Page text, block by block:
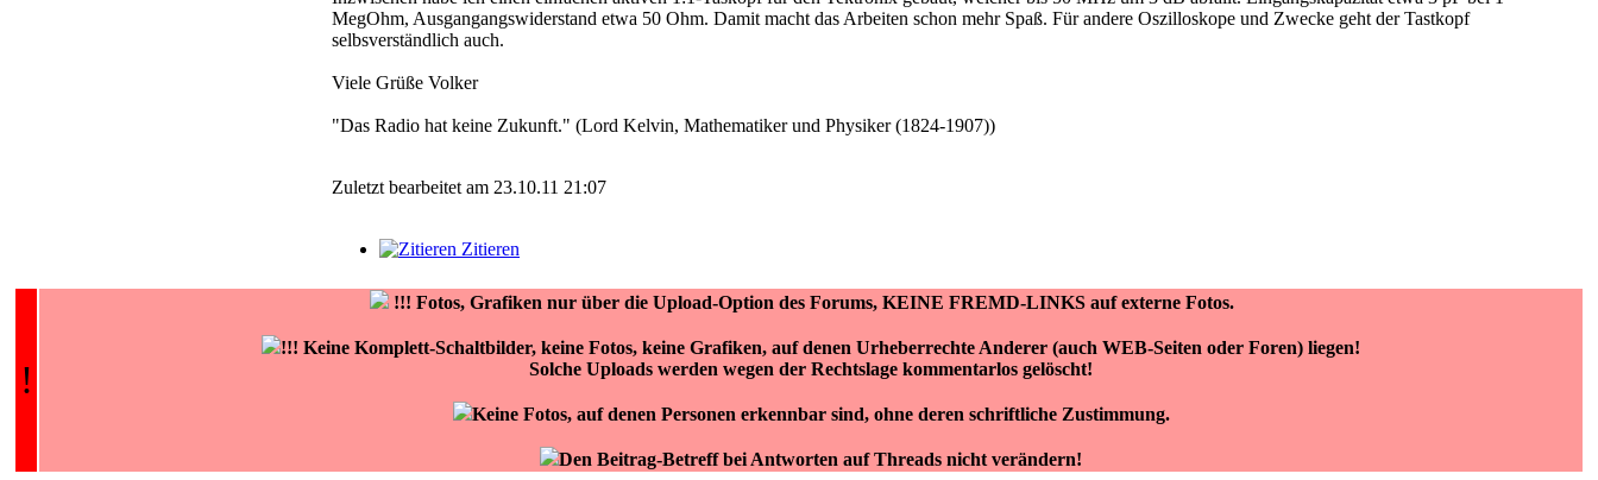
MegOhm, Ausgangangswiderstand etwa 50 Ohm. Damit macht das Arbeiten schon mehr Spaß. Für andere Oszilloskope und Zwecke geht der Tastkopf
selbsverständlich auch.
Viele Grüße Volker
"Das Radio hat keine Zukunft." (Lord Kelvin, Mathematiker und Physiker (1824-1907))
Zuletzt bearbeitet am 23.10.11 21:07
Zitieren
!
!!! Fotos, Grafiken nur über die Upload-Option des Forums, KEINE FREMD-LINKS auf externe Fotos.
!!! Keine Komplett-Schaltbilder, keine Fotos, keine Grafiken, auf denen Urheberrechte Anderer (auch WEB-Seiten oder Foren) liegen!
Solche Uploads werden wegen der Rechtslage kommentarlos gelöscht!
Keine Fotos, auf denen Personen erkennbar sind, ohne deren schriftliche Zustimmung.
Den Beitrag-Betreff bei Antworten auf Threads nicht verändern!